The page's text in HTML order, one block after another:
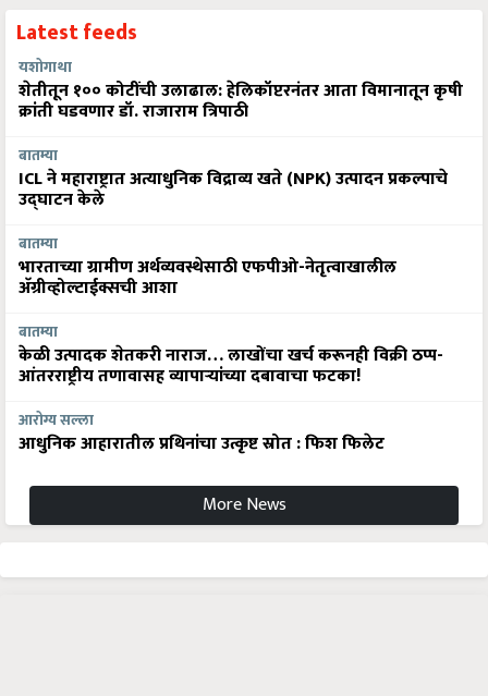
Latest feeds
यशोगाथा
शेतीतून १०० कोटींची उलाढाल: हेलिकॉप्टरनंतर आता विमानातून कृषी
क्रांती घडवणार डॉ. राजाराम त्रिपाठी
बातम्या
ICL ने महाराष्ट्रात अत्याधुनिक विद्राव्य खते (NPK) उत्पादन प्रकल्पाचे
उद्घाटन केले
बातम्या
भारताच्या ग्रामीण अर्थव्यवस्थेसाठी एफपीओ-नेतृत्वाखालील
अ‍ॅग्रीव्होल्टाईक्सची आशा
बातम्या
केळी उत्पादक शेतकरी नाराज… लाखोंचा खर्च करूनही विक्री ठप्प-
आंतरराष्ट्रीय तणावासह व्यापाऱ्यांच्या दबावाचा फटका!
आरोग्य सल्ला
आधुनिक आहारातील प्रथिनांचा उत्कृष्ट स्रोत : फिश फिलेट
More News